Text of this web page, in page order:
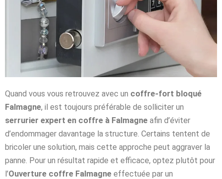
Quand vous vous retrouvez avec un coffre-fort bloqué
Falmagne, il est toujours préférable de solliciter un
serrurier expert en coffre à Falmagne afin d’éviter
d’endommager davantage la structure. Certains tentent de
bricoler une solution, mais cette approche peut aggraver la
panne. Pour un résultat rapide et efficace, optez plutôt pour
l’Ouverture coffre Falmagne effectuée par un